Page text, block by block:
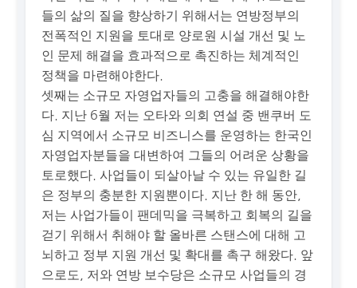
들의 삶의 질을 향상하기 위해서는 연방정부의
전폭적인 지원을 토대로 양로원 시설 개선 및 노
인 문제 해결을 효과적으로 촉진하는 체계적인
정책을 마련해야한다.
셋째는 소규모 자영업자들의 고충을 해결해야한
다. 지난 6월 저는 오타와 의회 연설 중 밴쿠버 도
심 지역에서 소규모 비즈니스를 운영하는 한국인
자영업자분들을 대변하여 그들의 어려운 상황을
토로했다. 사업들이 되살아날 수 있는 유일한 길
은 정부의 충분한 지원뿐이다. 지난 한 해 동안,
저는 사업가들이 팬데믹을 극복하고 회복의 길을
걷기 위해서 취해야 할 올바른 스탠스에 대해 고
뇌하고 정부 지원 개선 및 확대를 촉구 해왔다. 앞
으로도, 저와 연방 보수당은 소규모 사업들의 경